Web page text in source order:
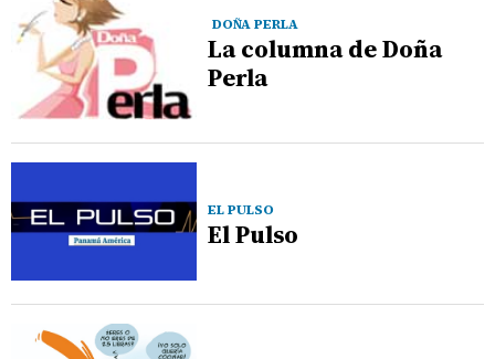
DOÑA PERLA
La columna de Doña
Perla
EL PULSO
El Pulso